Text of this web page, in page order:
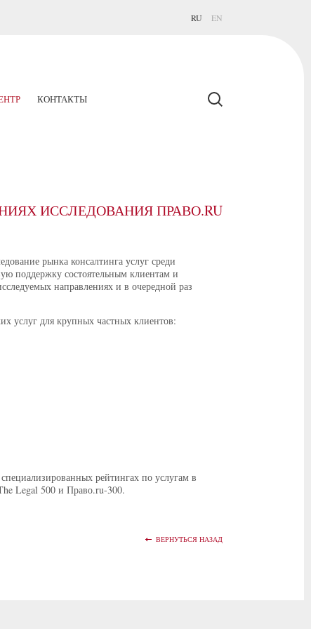
RU EN
КОНТАКТЫ
ИССЛЕДОВАНИЯ ПРАВО.RU
рынка консалтинга услуг среди
поддержку состоятельным клиентам и
направлениях и в очередной раз
услуг для крупных частных клиентов:
рейтингах по услугам в
Legal 500 и Право.ru-300.
ВЕРНУТЬСЯ НАЗАД